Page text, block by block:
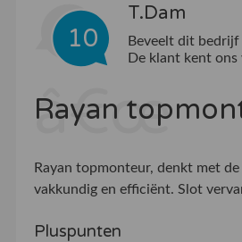
10
T.Dam
Beveelt dit bedrijf
De klant kent ons
Rayan
Rayan topmonteur, denkt met de
vakkundig en efficiënt. Slot
Pluspunten